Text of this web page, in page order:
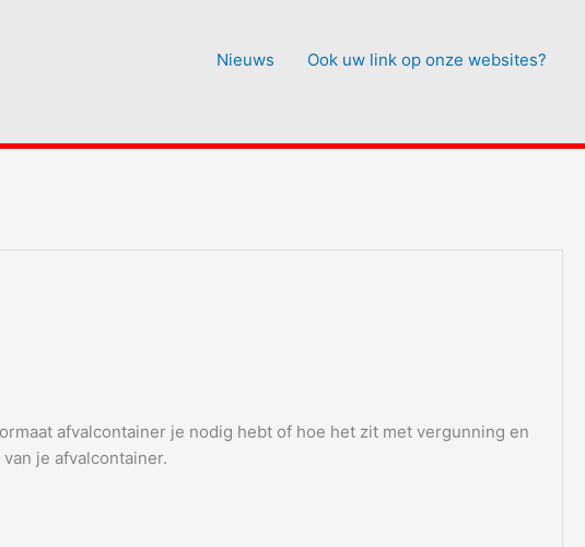
Nieuws Ook uw link op onze websites?
afvalcontainer je nodig hebt of hoe het zit met vergunning en
je afvalcontainer.